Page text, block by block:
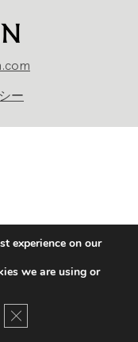
ー
experience on our
we are using or
Close GDPR Cookie